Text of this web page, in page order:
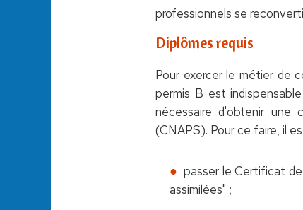
professionnels se
Diplômes requis
Pour exercer le métier de
permis B est
nécessaire d'obtenir une
(CNAPS). Pour ce faire, il
passer le Certificat
assimilées" ;